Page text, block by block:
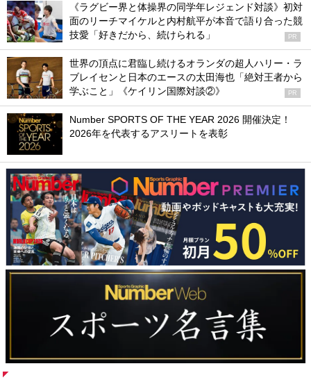
《ラグビー界と体操界の同学年レジェンド対談》初対
面のリーチマイケルと内村航平が本音で語り合った競
技愛「好きだから、続けられる」
PR
世界の頂点に君臨し続けるオランダの超人ハリー・ラ
ブレイセンと日本のエースの太田海也「絶対王者から
学ぶこと」《ケイリン国際対談②》
PR
Number SPORTS OF THE YEAR 2026 開催決定！
2026年を代表するアスリートを表彰